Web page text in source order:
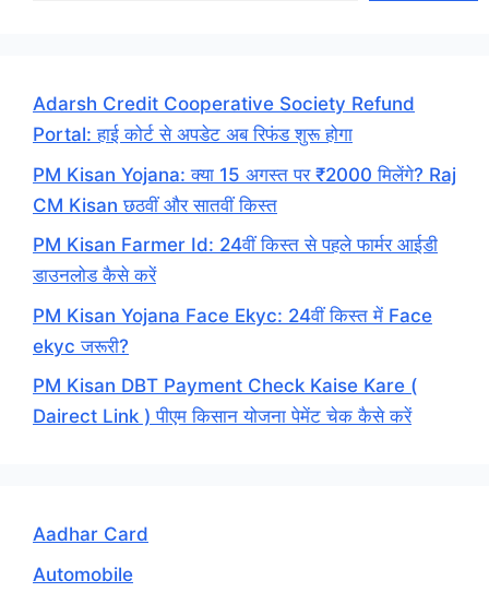
Adarsh Credit Cooperative Society Refund
Portal: हाई कोर्ट से अपडेट अब रिफंड शुरू होगा
PM Kisan Yojana: क्या 15 अगस्त पर ₹2000 मिलेंगे? Raj
CM Kisan छठवीं और सातवीं किस्त
PM Kisan Farmer Id: 24वीं किस्त से पहले फार्मर आईडी
डाउनलोड कैसे करें
PM Kisan Yojana Face Ekyc: 24वीं किस्त में Face
ekyc जरूरी?
PM Kisan DBT Payment Check Kaise Kare (
Dairect Link ) पीएम किसान योजना पेमेंट चेक कैसे करें
Aadhar Card
Automobile